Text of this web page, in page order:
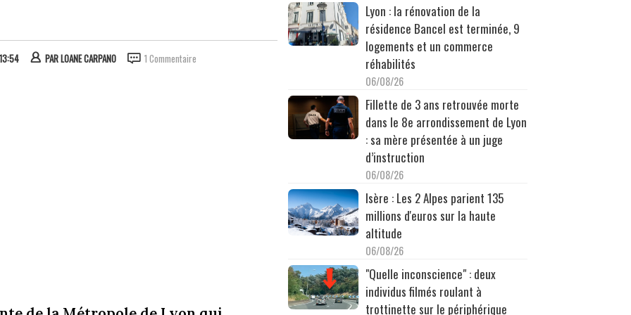
PARLOANE CARPANO 1 Commentaire
Lyon : la rénovation de la
résidence Bancel est terminée, 9
logements et un commerce
réhabilités
06/08/26
Fillette de 3 ans retrouvée morte
dans le 8e arrondissement de Lyon
: sa mère présentée à un juge
d’instruction
06/08/26
Isère : Les 2 Alpes parient 135
millions d'euros sur la haute
altitude
06/08/26
"Quelle inconscience" : deux
individus filmés roulant à
trottinette sur le périphérique